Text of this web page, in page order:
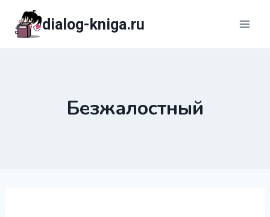
содержимому
dialog-kniga.ru
Безжалостный